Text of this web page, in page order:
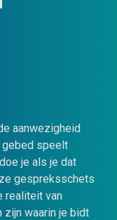
aanwezigheid
gebed speelt
je als je dat
gespreksschets
realiteit van
zijn waarin je bidt